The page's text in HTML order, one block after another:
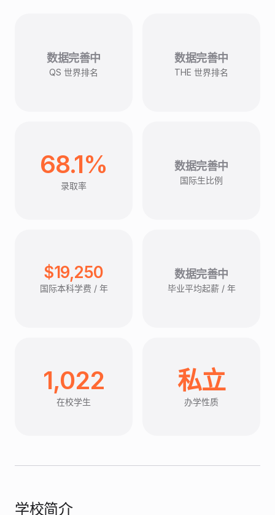
数据完善中
QS 世界排名
数据完善中
THE 世界排名
68.1%
录取率
数据完善中
国际生比例
$19,250
国际本科学费 / 年
数据完善中
毕业平均起薪 / 年
1,022
在校学生
私立
办学性质
学校简介